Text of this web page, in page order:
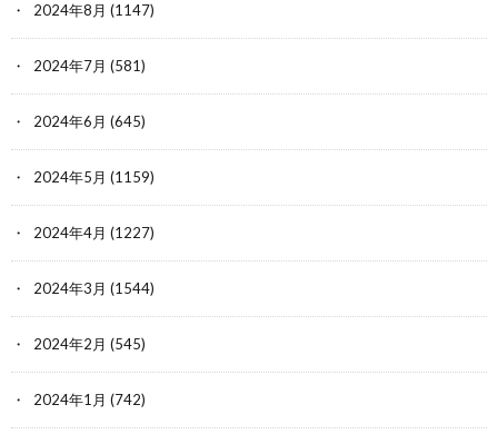
2024年8月 (1147)
2024年7月 (581)
2024年6月 (645)
2024年5月 (1159)
2024年4月 (1227)
2024年3月 (1544)
2024年2月 (545)
2024年1月 (742)